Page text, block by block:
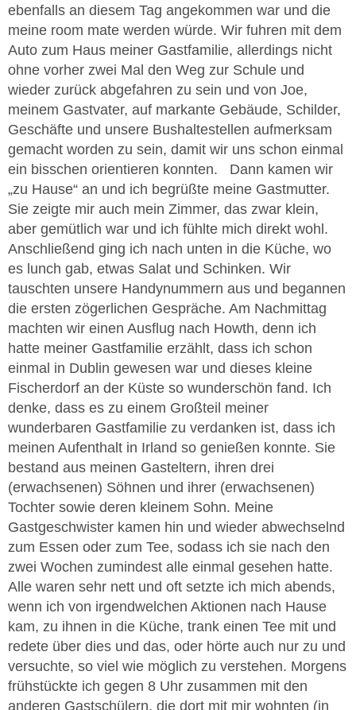
ebenfalls an diesem Tag angekommen war und die
meine room mate werden würde. Wir fuhren mit dem
Auto zum Haus meiner Gastfamilie, allerdings nicht
ohne vorher zwei Mal den Weg zur Schule und
wieder zurück abgefahren zu sein und von Joe,
meinem Gastvater, auf markante Gebäude, Schilder,
Geschäfte und unsere Bushaltestellen aufmerksam
gemacht worden zu sein, damit wir uns schon einmal
ein bisschen orientieren konnten. Dann kamen wir
„zu Hause“ an und ich begrüßte meine Gastmutter.
Sie zeigte mir auch mein Zimmer, das zwar klein,
aber gemütlich war und ich fühlte mich direkt wohl.
Anschließend ging ich nach unten in die Küche, wo
es lunch gab, etwas Salat und Schinken. Wir
tauschten unsere Handynummern aus und begannen
die ersten zögerlichen Gespräche. Am Nachmittag
machten wir einen Ausflug nach Howth, denn ich
hatte meiner Gastfamilie erzählt, dass ich schon
einmal in Dublin gewesen war und dieses kleine
Fischerdorf an der Küste so wunderschön fand. Ich
denke, dass es zu einem Großteil meiner
wunderbaren Gastfamilie zu verdanken ist, dass ich
meinen Aufenthalt in Irland so genießen konnte. Sie
bestand aus meinen Gasteltern, ihren drei
(erwachsenen) Söhnen und ihrer (erwachsenen)
Tochter sowie deren kleinem Sohn. Meine
Gastgeschwister kamen hin und wieder abwechselnd
zum Essen oder zum Tee, sodass ich sie nach den
zwei Wochen zumindest alle einmal gesehen hatte.
Alle waren sehr nett und oft setzte ich mich abends,
wenn ich von irgendwelchen Aktionen nach Hause
kam, zu ihnen in die Küche, trank einen Tee mit und
redete über dies und das, oder hörte auch nur zu und
versuchte, so viel wie möglich zu verstehen. Morgens
frühstückte ich gegen 8 Uhr zusammen mit den
anderen Gastschülern, die dort mit mir wohnten (in